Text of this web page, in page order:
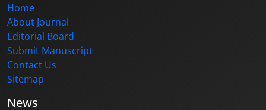
Home
About Journal
Editorial Board
Submit Manuscript
Contact Us
Sitemap
News